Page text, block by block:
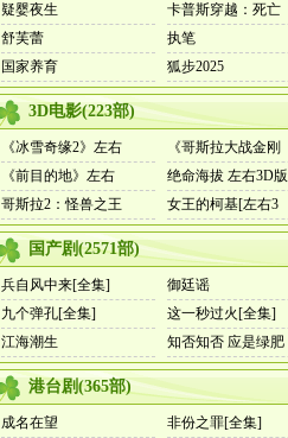
疑婴夜生 卡普斯穿越：死亡
舒芙蕾
执笔
国家养育
狐步2025
3D电影(223部)
《冰雪奇缘2》左右 《哥斯拉大战金刚
《前目的地》左右
绝命海拔 左右3D版
哥斯拉2：怪兽之王
女王的柯基[左右3
国产剧(2571部)
兵自风中来[全集] 御廷谣
九个弹孔[全集]
这一秒过火[全集]
江海潮生
知否知否 应是绿肥
港台剧(365部)
成名在望 非份之罪[全集]